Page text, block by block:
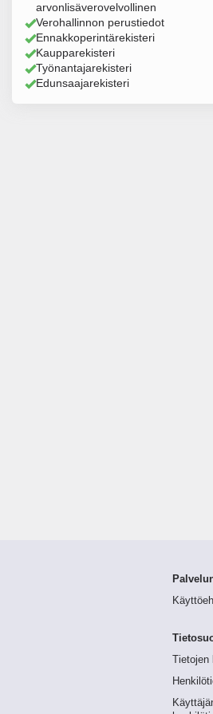
arvonlisäverovelvollinen
Verohallinnon perustiedot
Ennakkoperintärekisteri
Kaupparekisteri
Työnantajarekisteri
Edunsaajarekisteri